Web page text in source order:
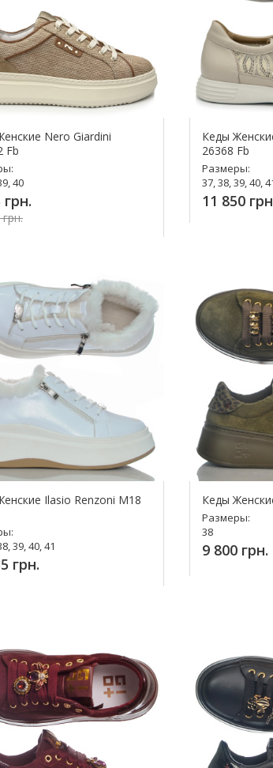
Nero Giardini
Fb
40
грн.
Кеды
26368 Fb
Размеры:
37, 38, 39, 40,
11 850
Ilasio Renzoni М18
39, 40, 41
грн.
Кеды
Размеры:
38
9 800 грн.